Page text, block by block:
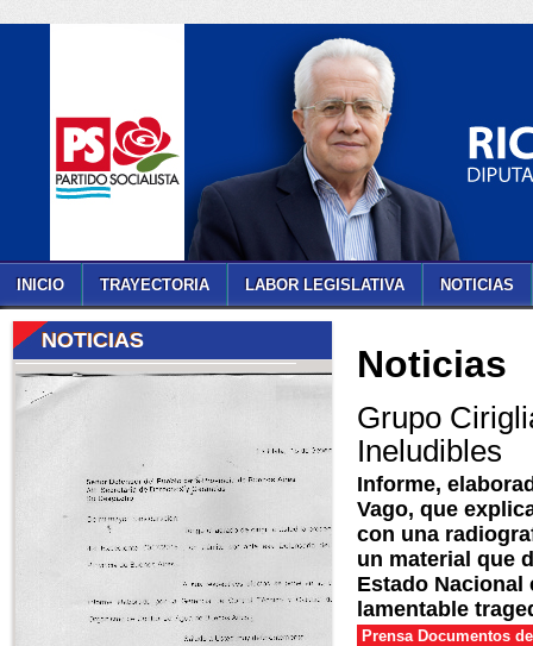
INICIO TRAYECTORIA LABOR LEGISLATIVA NOTICIAS
NOTICIAS
Noticias
Grupo
Ineludibles
Informe,
Vago, que
con una
un material que
Estado
lamentable
Prensa Documentos